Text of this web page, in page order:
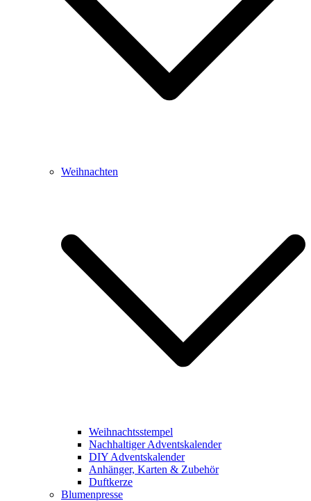
Weihnachten
Weihnachtsstempel
Nachhaltiger Adventskalender
DIY Adventskalender
Anhänger, Karten & Zubehör
Duftkerze
Blumenpresse